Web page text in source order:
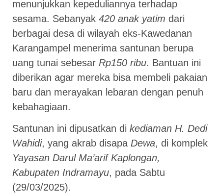
menunjukkan kepeduliannya terhadap
sesama. Sebanyak 420 anak yatim dari
berbagai desa di wilayah eks-Kawedanan
Karangampel menerima santunan berupa
uang tunai sebesar Rp150 ribu. Bantuan ini
diberikan agar mereka bisa membeli pakaian
baru dan merayakan lebaran dengan penuh
kebahagiaan.
Santunan ini dipusatkan di kediaman H. Dedi
Wahidi, yang akrab disapa Dewa, di komplek
Yayasan Darul Ma’arif Kaplongan,
Kabupaten Indramayu, pada Sabtu
(29/03/2025).